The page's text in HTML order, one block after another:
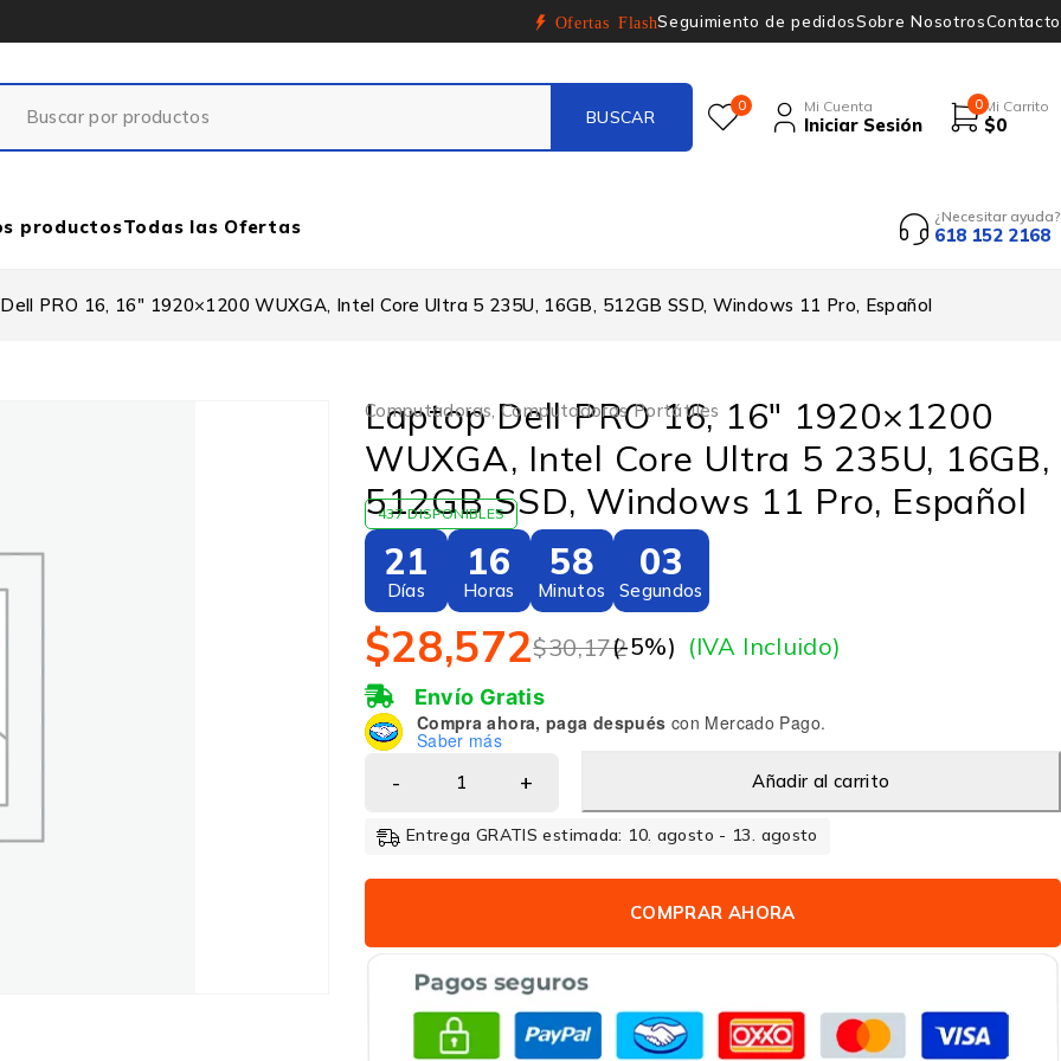
Ofertas FlashSeguimiento de pedidosSobre NosotrosContacto
0 Mi Cuenta
Iniciar Sesión
0 Mi Carrito
$0
productosTodas las Ofertas ¿Necesitar ayuda?
618 152 2168
PRO 16, 16″ 1920×1200 WUXGA, Intel Core Ultra 5 235U, 16GB, 512GB SSD, Windows 11 Pro, Español
Computadoras,Computadoras Portátiles
Laptop Dell PRO 16, 16″ 1920×1200
WUXGA, Intel Core Ultra 5 235U, 16GB,
512GB SSD, Windows 11 Pro, Español
437 DISPONIBLES
21
Días
16
Horas
58
Minutos
03
Segundos
$30,172
$28,572 (-5%) (IVA Incluido)
Envío Gratis
Compra ahora, paga después con Mercado Pago.
Saber más
Añadir al carrito
Entrega GRATIS estimada: 10. agosto - 13. agosto
COMPRAR AHORA